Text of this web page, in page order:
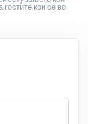
кои се во